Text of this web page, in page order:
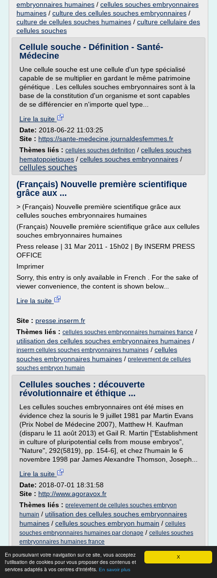
X
En poursuivant votre navigation sur ce site, vous acceptez
l'utilisation de cookies pour vous proposer des contenus et
services adaptés à vos centres d'intérêts. En savoir plus
embryonnaires humaines / cellules souches embryonnaires
humaines / culture des cellules souches embryonnaires /
culture de cellules souches humaines / culture cellulaire des
cellules souches
Cellule souche - Définition - Santé-
Médecine
Une cellule souche est une cellule d'un type spécialisé
capable de se multiplier en gardant le même patrimoine
génétique . Les cellules souches embryonnaires sont à la
base de la constitution d'un organisme et sont capables
de se différencier en n'importe quel type...
Lire la suite
Date: 2018-06-22 11:03:25
Site : https://sante-medecine.journaldesfemmes.fr
Thèmes liés : cellules souches definition / cellules souches
hematopoietiques / cellules souches embryonnaires /
cellules souches
(Français) Nouvelle première scientifique
grâce aux ...
> (Français) Nouvelle première scientifique grâce aux
cellules souches embryonnaires humaines
(Français) Nouvelle première scientifique grâce aux cellules
souches embryonnaires humaines
Press release | 31 Mar 2011 - 15h02 | By INSERM PRESS
OFFICE
Imprimer
Sorry, this entry is only available in French . For the sake of
viewer convenience, the content is shown below...
Lire la suite
Site : presse.inserm.fr
Thèmes liés : cellules souches embryonnaires humaines france /
utilisation des cellules souches embryonnaires humaines /
inserm cellules souches embryonnaires humaines / cellules
souches embryonnaires humaines / prelevement de cellules
souches embryon humain
Cellules souches : découverte
révolutionnaire et éthique ...
Les cellules souches embryonnaires ont été mises en
évidence chez la souris le 9 juillet 1981 par Martin Evans
(Prix Nobel de Médecine 2007), Matthew H. Kaufman
(disparu le 11 août 2013) et Gail R. Martin ["Establishment
in culture of pluripotential cells from mouse embryos",
"Nature", 292(5819), pp. 154-6], et chez l'humain le 6
novembre 1998 par James Alexandre Thomson, Joseph...
Lire la suite
Date: 2018-07-01 18:31:58
Site : http://www.agoravox.fr
Thèmes liés : prelevement de cellules souches embryon
humain / utilisation des cellules souches embryonnaires
humaines / cellules souches embryon humain / cellules
souches embryonnaires humaines par clonage / cellules souches
embryonnaires humaines france
Cellules souches embryonnaires humaines
- france-science.org